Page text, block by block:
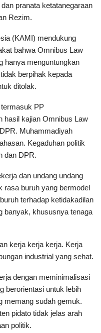
pranata ketatanegaraan
Rezim.
(KAMI) mendukung
bahwa Omnibus Law
hanya menguntungkan
berpihak kepada
ditolak.
PP
hasil kajian Omnibus Law
Muhammadiyah
Kegaduhan politik
dan DPR.
dan undang undang
rasa buruh yang bermodel
terhadap ketidakadilan
banyak, khususnya tenaga
kerja kerja kerja. Kerja
industrial yang sehat.
dengan meminimalisasi
berorientasi untuk lebih
memang sudah gemuk.
pidato tidak jelas arah
politik.